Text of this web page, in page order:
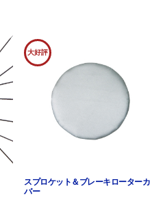
大好評
スプロケット＆ブレーキローターカ
バー